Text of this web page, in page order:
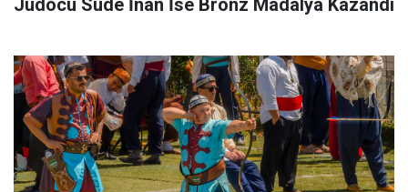
Judocu Sude İnan İse Bronz Madalya Kazandı